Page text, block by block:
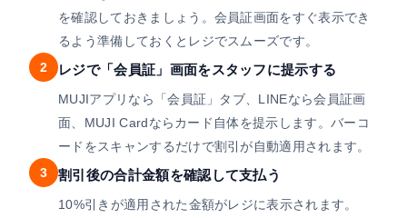
を確認しておきましょう。会員証画面をすぐ表示でき
るよう準備しておくとレジでスムーズです。
2
レジで「会員証」画面をスタッフに提示する
MUJIアプリなら「会員証」タブ、LINEなら会員証画
面、MUJI Cardならカード自体を提示します。バーコ
ードをスキャンするだけで割引が自動適用されます。
3
割引後の合計金額を確認して支払う
10%引きが適用された金額がレジに表示されます。